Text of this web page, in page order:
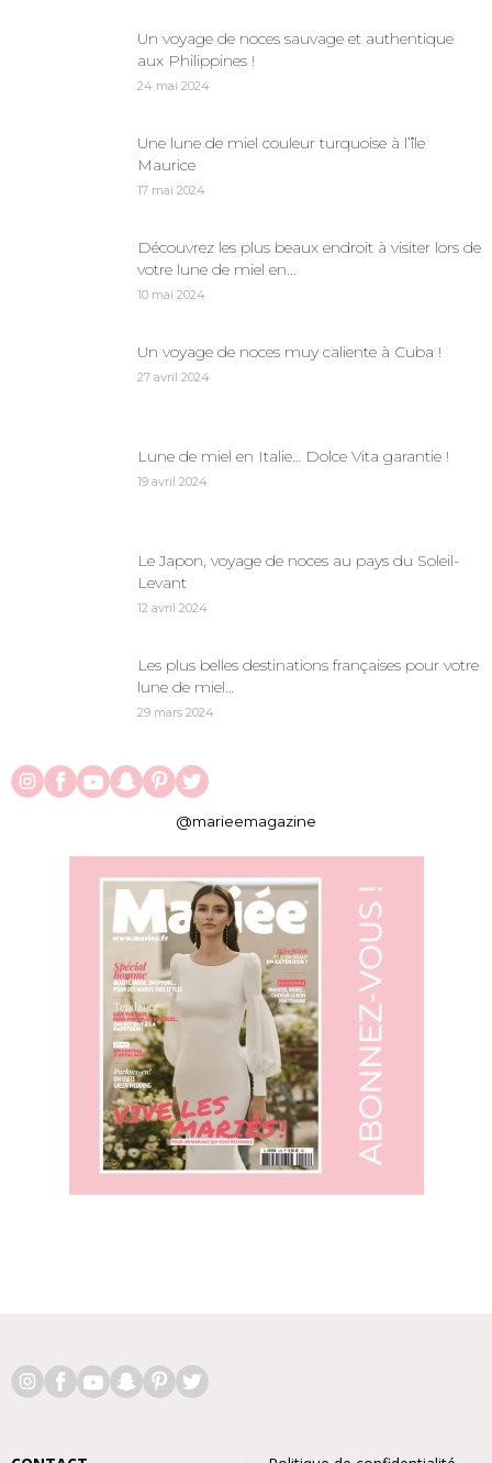
Un voyage de noces sauvage et authentique
aux Philippines !
24 mai 2024
Une lune de miel couleur turquoise à l’île
Maurice
17 mai 2024
Découvrez les plus beaux endroit à visiter lors de
votre lune de miel en...
10 mai 2024
Un voyage de noces muy caliente à Cuba !
27 avril 2024
Lune de miel en Italie… Dolce Vita garantie !
19 avril 2024
Le Japon, voyage de noces au pays du Soleil-
Levant
12 avril 2024
Les plus belles destinations françaises pour votre
lune de miel…
29 mars 2024
@marieemagazine